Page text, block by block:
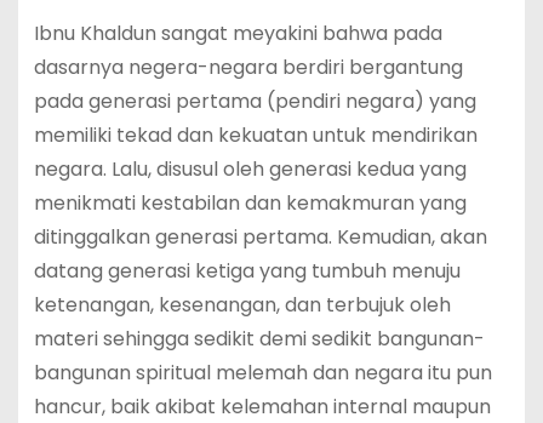
Ibnu Khaldun sangat meyakini bahwa pada
dasarnya negera-negara berdiri bergantung
pada generasi pertama (pendiri negara) yang
memiliki tekad dan kekuatan untuk mendirikan
negara. Lalu, disusul oleh generasi kedua yang
menikmati kestabilan dan kemakmuran yang
ditinggalkan generasi pertama. Kemudian, akan
datang generasi ketiga yang tumbuh menuju
ketenangan, kesenangan, dan terbujuk oleh
materi sehingga sedikit demi sedikit bangunan-
bangunan spiritual melemah dan negara itu pun
hancur, baik akibat kelemahan internal maupun